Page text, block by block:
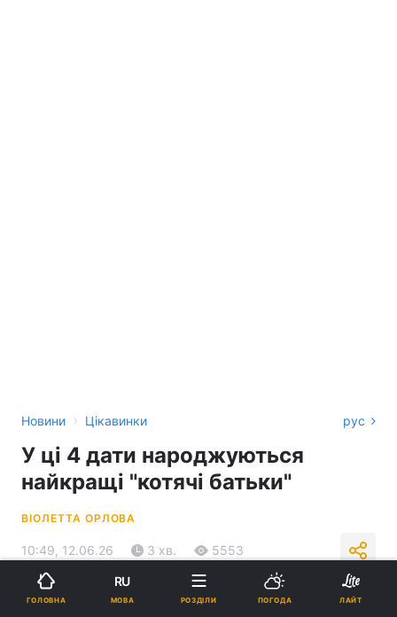
Новини › Цікавинки рус
У ці 4 дати народжуються
найкращі "котячі батьки"
ВІОЛЕТТА ОРЛОВА
10:49, 12.06.26 3 хв. 5553
Підпишіться на нас в Google
ГОЛОВНА
RU
МОВА РОЗДІЛИ ПОГОДА ЛАЙТ